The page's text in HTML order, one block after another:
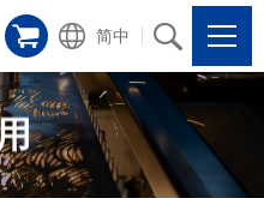
简中